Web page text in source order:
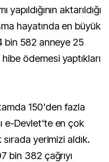
aktarıldığı
hayatında en büyük
bin 582 anneye 25
ödemesi yaptıkları
150'den fazla
e-Devlet'te en çok
yerimizi aldık.
bin 382 çağrıyı